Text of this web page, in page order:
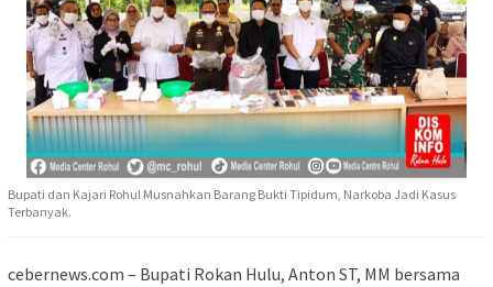
Bupati dan Kajari Rohul Musnahkan Barang Bukti Tipidum, Narkoba Jadi Kasus
Terbanyak.
cebernews.com – Bupati Rokan Hulu, Anton ST, MM bersama